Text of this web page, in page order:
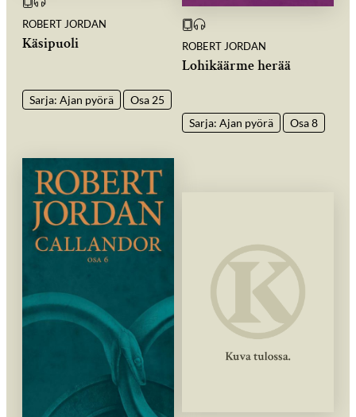
ROBERT JORDAN
Käsipuoli
Sarja: Ajan pyörä Osa 25
ROBERT JORDAN
Lohikäärme herää
Sarja: Ajan pyörä Osa 8